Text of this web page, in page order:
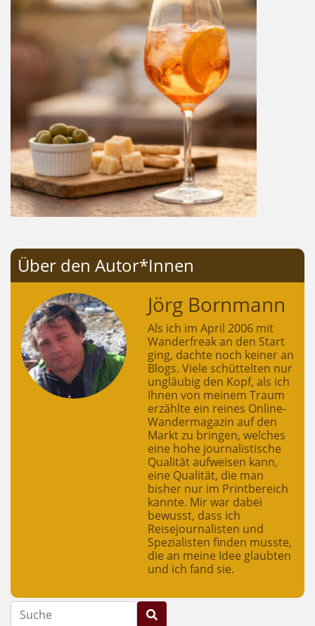
Über den Autor*Innen
Jörg Bornmann
Als ich im April 2006 mit
Wanderfreak an den Start
ging, dachte noch keiner an
Blogs. Viele schüttelten nur
ungläubig den Kopf, als ich
Ihnen von meinem Traum
erzählte ein reines Online-
Wandermagazin auf den
Markt zu bringen, welches
eine hohe journalistische
Qualität aufweisen kann,
eine Qualität, die man
bisher nur im Printbereich
kannte. Mir war dabei
bewusst, dass ich
Reisejournalisten und
Spezialisten finden musste,
die an meine Idee glaubten
und ich fand sie.
Suche